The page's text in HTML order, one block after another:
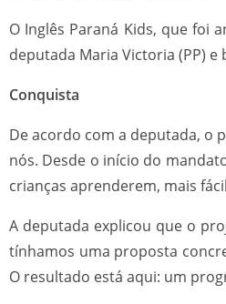
O Inglês Paraná Kids, que foi
deputada Maria Victoria (PP)
Conquista
De acordo com a deputada, o
nós. Desde o início do
crianças aprenderem, mais
A deputada explicou que o
tínhamos uma proposta
O resultado está aqui: um